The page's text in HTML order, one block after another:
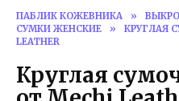
ПАБЛИК КОЖЕВНИКА »
СУМКИ ЖЕНСКИЕ
»
КРУГЛАЯ
LEATHER
Круглая